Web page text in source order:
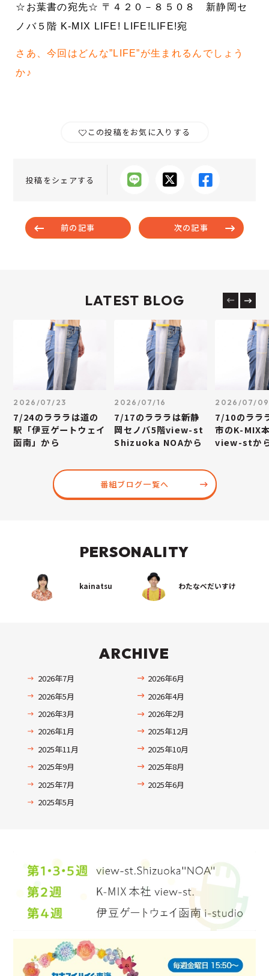
☆お葉書の宛先☆ 〒４２０－８５０８ 新静岡セ
ノバ５階 K-MIX LIFE! LIFE!LIFE!宛
さあ、今回はどんな”LIFE”が生まれるんでしょう
か♪
この投稿をお気に入りする
投稿をシェアする
前の記事 次の記事
LATEST BLOG
2026/07/23
7/24のラララは道の
駅「伊豆ゲートウェイ
函南」から
2026/07/16
7/17のラララは新静
岡セノバ5階view-st
Shizuoka NOAから
2026/07/09
7/10のララ
市のK-MIX
view-stか
番組ブログ一覧へ
PERSONALITY
kainatsu わたなべだいすけ
ARCHIVE
2026年7月
2026年6月
2026年5月
2026年4月
2026年3月
2026年2月
2026年1月
2025年12月
2025年11月
2025年10月
2025年9月
2025年8月
2025年7月
2025年6月
2025年5月